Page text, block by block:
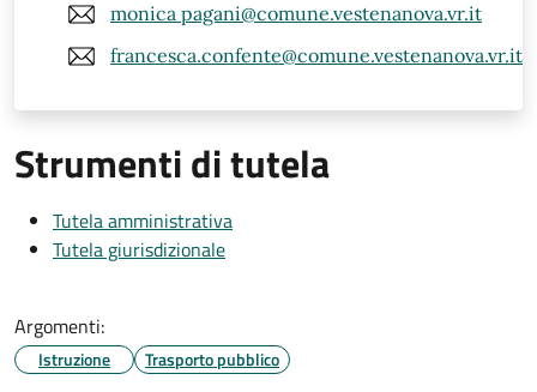
monica pagani@comune.vestenanova.vr.it
francesca.confente@comune.vestenanova.vr.it
Strumenti di tutela
Tutela amministrativa
Tutela giurisdizionale
Argomenti:
Istruzione Trasporto pubblico